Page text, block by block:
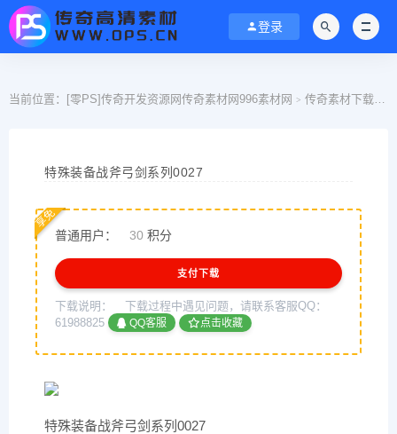
登录
当前位置： [零PS]传奇开发资源网传奇素材网996素材网 > 传奇素材下载
特殊装备战斧弓剑系列0027
普通用户： 30 积分
享免
支付下载
下载说明：
下载过程中遇见问题，请联系客服QQ：
61988825
QQ客服 点击收藏
特殊装备战斧弓剑系列0027